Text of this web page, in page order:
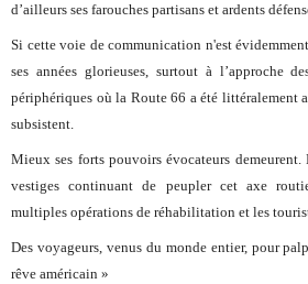
d’ailleurs ses farouches partisans et ardents
Si cette voie de communication n'est
ses années glorieuses, surtout à l’approche
périphériques où la Route 66 a été littéralement
subsistent.
Mieux ses forts pouvoirs évocateurs
vestiges continuant de peupler cet axe
multiples opérations de réhabilitation et les
Des voyageurs, venus du monde entier, pour
rêve américain »